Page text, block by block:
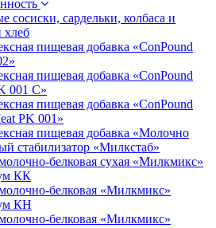
сосиски, сардельки, колбаса и
хлеб
пищевая добавка «ConPound
пищевая добавка «ConPound
001 С»
пищевая добавка «ConPound
PK 001»
пищевая добавка «Молочно
стабилизатор «Милкстаб»
белковая сухая «Милкмикс»
КК
белковая «Милкмикс»
КН
белковая «Милкмикс»